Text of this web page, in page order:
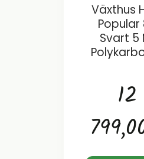
Växthus
Popular
Svart 5
12